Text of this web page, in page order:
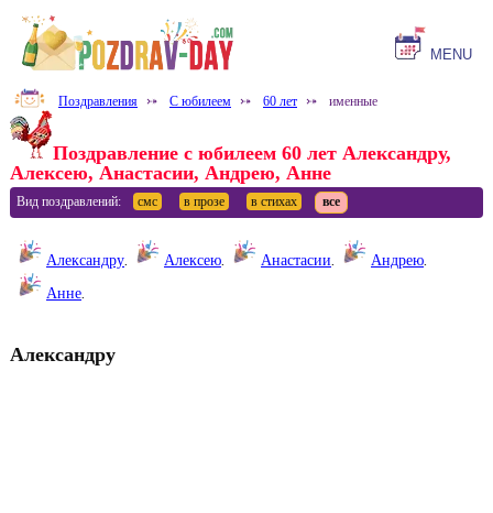
MENU
Поздравления ⤐ С юбилеем ⤐ 60 лет ⤐ именные
Поздравление с юбилеем 60 лет Александру,
Алексею, Анастасии, Андрею, Анне
Вид поздравлений: смс в прозе в стихах все
Александру. Алексею. Анастасии. Андрею.
Анне.
Александру